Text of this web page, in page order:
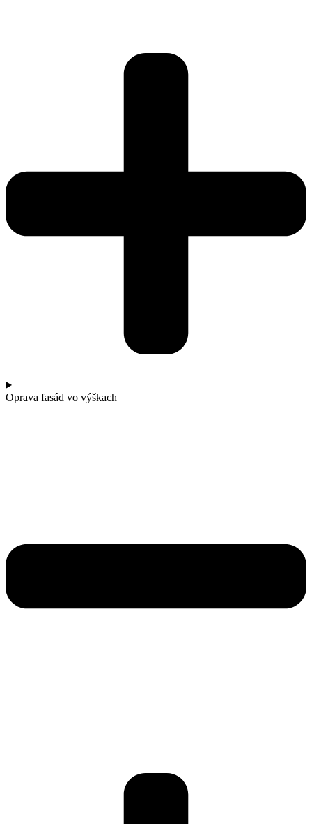
Oprava fasád vo výškach